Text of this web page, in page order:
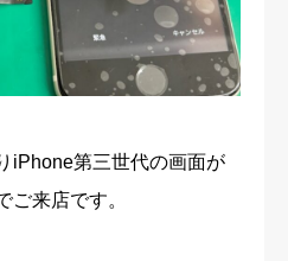
iPhone第三世代の画面が
ご来店です。